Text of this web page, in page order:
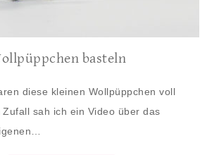
basteln
diese kleinen Wollpüppchen voll
sah ich ein Video über das